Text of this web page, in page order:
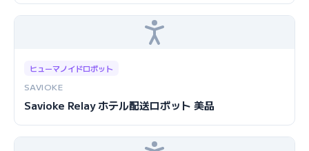
ヒューマノイドロボット
SAVIOKE
Savioke Relay ホテル配送ロボット 美品